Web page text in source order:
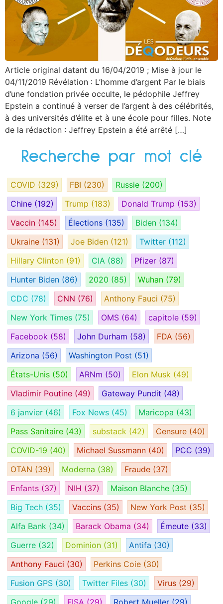
Article original datant du 16/04/2019 ; Mise à jour le
04/11/2019 Révélation : L’homme d’argent Par le biais
d’une fondation privée occulte, le pédophile Jeffrey
Epstein a continué à verser de l’argent à des célébrités,
à des universités d’élite et à une école pour filles. Note
de la rédaction : Jeffrey Epstein a été arrêté […]
Recherche par mot clé
COVID (329) FBI (230) Russie (200)
Chine (192) Trump (183) Donald Trump (153)
Vaccin (145) Élections (135) Biden (134)
Ukraine (131) Joe Biden (121) Twitter (112)
Hillary Clinton (91) CIA (88) Pfizer (87)
Hunter Biden (86) 2020 (85) Wuhan (79)
CDC (78) CNN (76) Anthony Fauci (75)
New York Times (75) OMS (64) capitole (59)
Facebook (58) John Durham (58) FDA (56)
Arizona (56) Washington Post (51)
États-Unis (50) ARNm (50) Elon Musk (49)
Vladimir Poutine (49) Gateway Pundit (48)
6 janvier (46) Fox News (45) Maricopa (43)
Pass Sanitaire (43) substack (42) Censure (40)
COVID-19 (40) Michael Sussmann (40) PCC (39)
OTAN (39) Moderna (38) Fraude (37)
Enfants (37) NIH (37) Maison Blanche (35)
Big Tech (35) Vaccins (35) New York Post (35)
Alfa Bank (34) Barack Obama (34) Émeute (33)
Guerre (32) Dominion (31) Antifa (30)
Anthony Fauci (30) Perkins Coie (30)
Fusion GPS (30) Twitter Files (30) Virus (29)